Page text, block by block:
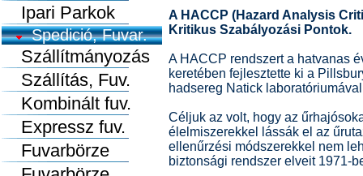
Ipari Parkok
Spedició, Fuvar.
Szállítmányozás
Szállítás, Fuv.
Kombinált fuv.
Expressz fuv.
Fuvarbörze
A HACCP (Hazard Analysis
Kritikus Szabályozási Pontok.
A HACCP rendszert a hatvanas
keretében fejlesztette ki a
hadsereg Natick
Céljuk az volt, hogy az
élelmiszerekkel lássák el az
ellenűrzési módszerekkel nem
biztonsági rendszer elveit 1971-